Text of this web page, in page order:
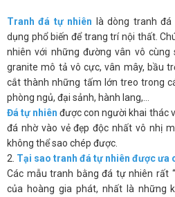
Tranh đá tự nhiên là dòng tranh
dụng phổ biến để trang trí nội thất.
nhiên với những đường vân vô
granite mô tả vô cực, vân mây, bầu
cắt thành những tấm lớn treo trong
phòng ngủ, đại sảnh, hành lang,…
Đá tự nhiên được con người khai thác
đá nhờ vào vẻ đẹp độc nhất vô nhị
không thể sao chép được.
2. Tại sao tranh đá tự nhiên được ưa
Các mẫu tranh bằng đá tự nhiên rất
của hoàng gia phát, nhất là những